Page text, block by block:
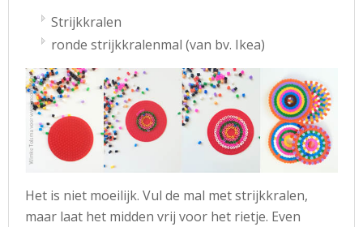
Strijkkralen
ronde strijkkralenmal (van bv. Ikea)
Het is niet moeilijk. Vul de mal met strijkkralen,
maar laat het midden vrij voor het rietje. Even